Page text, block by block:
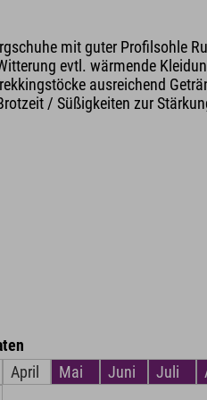
mit guter Profilsohle
evtl. wärmende
ausreichend
/ Süßigkeiten zur
April Mai Juni Juli